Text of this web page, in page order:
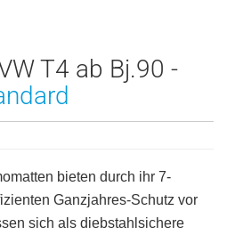
T4 ab Bj.90 -
bieten durch ihr 7-
Ganzjahres-Schutz vor
sich als diebstahlsichere